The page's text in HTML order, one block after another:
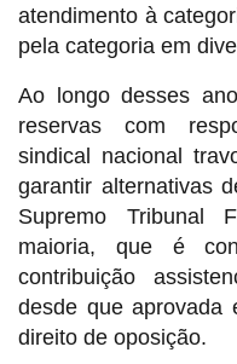
atendimento à
pela categoria em
Ao longo desses
reservas com
sindical nacional
garantir alternativas
Supremo Tribunal
maioria, que é
contribuição
desde que aprovada
direito de oposição.